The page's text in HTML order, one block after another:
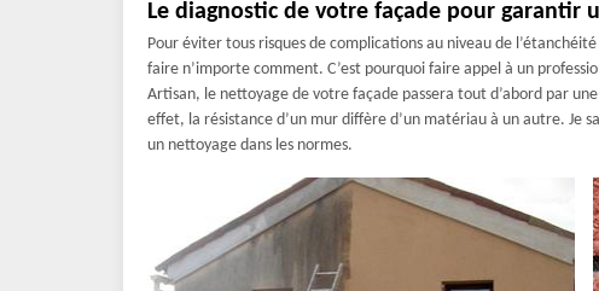
Le diagnostic de votre façade pour garantir
Pour éviter tous risques de complications au niveau de
faire n’importe comment. C’est pourquoi faire appel à un
Artisan, le nettoyage de votre façade passera tout d’abord par
effet, la résistance d’un mur diffère d’un matériau à un autre. Je
un nettoyage dans les normes.